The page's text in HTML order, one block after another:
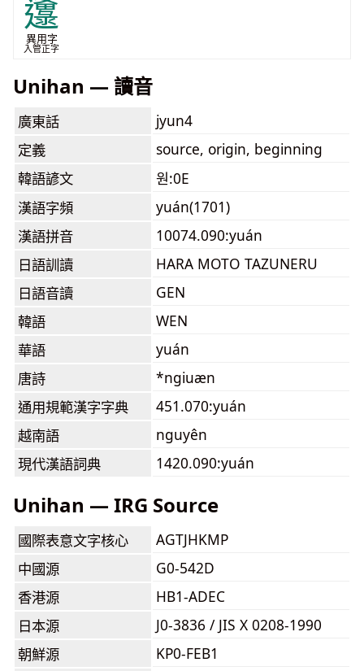
邍
異用字
入管正字
Unihan — 讀音
廣東話
jyun4
定義
source, origin, beginning
韓語諺文
원:0E
漢語字頻
yuán(1701)
漢語拼音
10074.090:yuán
日語訓讀
HARA MOTO TAZUNERU
日語音讀
GEN
韓語
WEN
華語
yuán
唐詩
*ngiuæn
通用規範漢字字典
451.070:yuán
越南語
nguyên
現代漢語詞典
1420.090:yuán
Unihan — IRG Source
國際表意文字核心
AGTJHKMP
中國源
G0-542D
香港源
HB1-ADEC
日本源
J0-3836 / JIS X 0208-1990
朝鮮源
KP0-FEB1